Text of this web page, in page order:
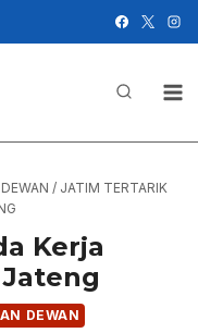
/ JATIM TERTARIK
Kerja
DEWAN